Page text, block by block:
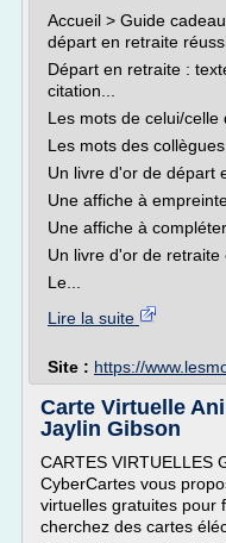
Accueil > Guide
départ en retraite
Départ en retraite :
citation...
Les mots de celui/
Les mots des collègues
Un livre d'or de départ
Une affiche à
Une affiche à
Un livre d'or de retraite
Le...
Lire la suite
Site : https://
Carte Virtuelle
Jaylin Gibson
CARTES VIRTUELLES
CyberCartes vous
virtuelles gratuites pour
cherchez des cartes